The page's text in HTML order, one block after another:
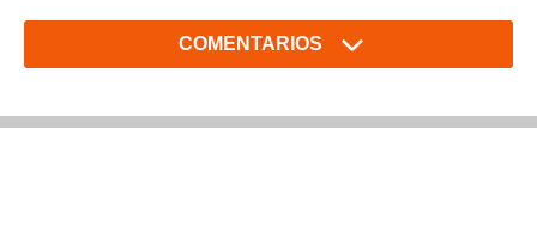
COMENTARIOS